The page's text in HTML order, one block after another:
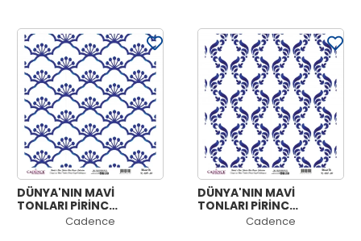
DÜNYA'NIN MAVİ
TONLARI PİRİNÇ
KOLEKSİYON BEYAZ
Cadence
DÜNYA'NIN MAVİ
TONLARI PİRİNÇ
KOLEKSİYON BEYAZ
Cadence